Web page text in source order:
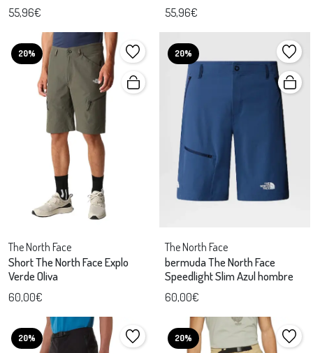
55,96€ 55,96€
20%
The North Face
Short The North Face Explo
Verde Oliva
60,00€
20%
The North Face
bermuda The North Face
Speedlight Slim Azul hombre
60,00€
20% 20%